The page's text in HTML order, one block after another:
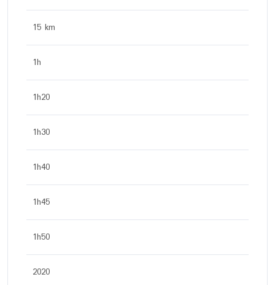
15 km
1h
1h20
1h30
1h40
1h45
1h50
2020